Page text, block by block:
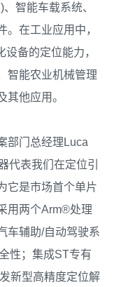
智能车载系统、
。在工业应用中，
备的定位能力，
智能农业机械管理
其他应用。
部门总经理Luca
代表我们在定位引
它是市场首个单片
用两个Arm®处理
车辅助/自动驾驶系
性；集成ST专有
新型高精度定位解